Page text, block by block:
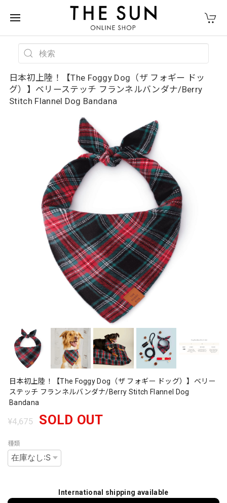
日本初上陸！【The Foggy Dog（ザ フォギー ドッ
グ）】ベリーステッチ フランネルバンダナ/Berry
Stitch Flannel Dog Bandana
日本初上陸！【The Foggy Dog（ザ フォギー ドッグ）】ベリー
ステッチ フランネルバンダナ/Berry Stitch Flannel Dog
Bandana
¥4,675 SOLD OUT
種類
International shipping available